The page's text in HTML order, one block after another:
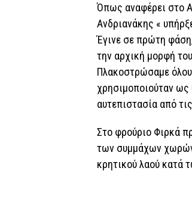
Όπως αναφέρει στο
Ανδριανάκης «
Έγινε σε πρώτη
την αρχική μορφή
Πλακοστρώσαμε
χρησιμοποιούταν ως
αυτεπιστασία από
Στο φρούριο Φιρκά
των συμμάχων χωρών
κρητικού λαού κατά